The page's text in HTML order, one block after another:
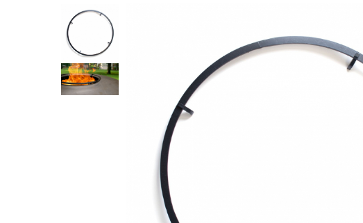
Încălzitoare terasă electrice
Accesorii grătare și vetre de foc
Accesorii șemineu și decorațiuni
Vase pentru gătit